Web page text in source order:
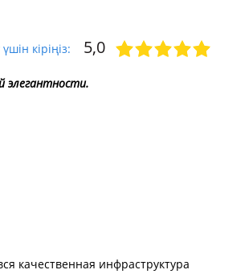
кіріңіз: 5,0
элегантности.
качественная инфраструктура